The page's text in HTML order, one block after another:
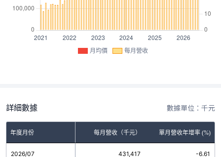
月均價 每月營收
詳細數據 數據單位：千元
年度月份 每月營收（千元） 單月營收年增率 (%)
2026/07 431,417 -6.61